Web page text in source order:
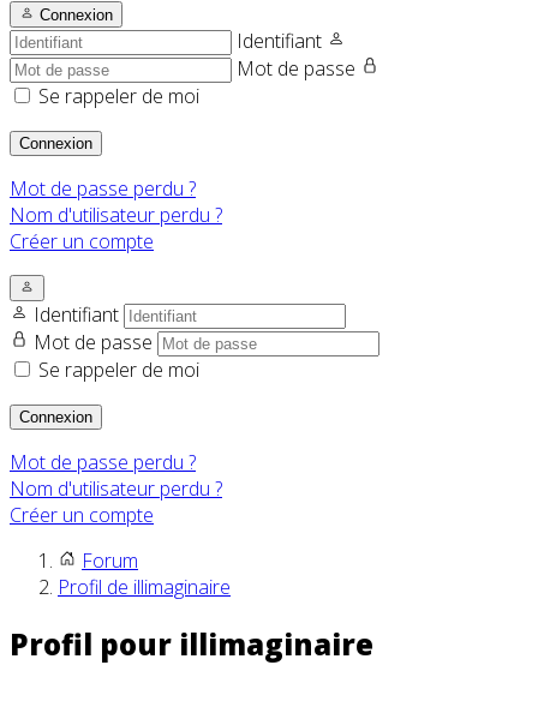
Connexion
Identifiant
Mot de passe
Se rappeler de moi
Connexion
Mot de passe perdu ?
Nom d'utilisateur perdu ?
Créer un compte
Identifiant
Mot de passe
Se rappeler de moi
Connexion
Mot de passe perdu ?
Nom d'utilisateur perdu ?
Créer un compte
Forum
Profil de illimaginaire
Profil pour illimaginaire